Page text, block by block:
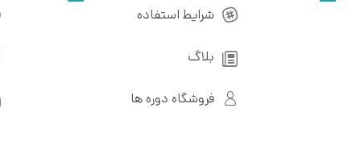
شرایط استفاده
بلاگ
فروشگاه دوره ها